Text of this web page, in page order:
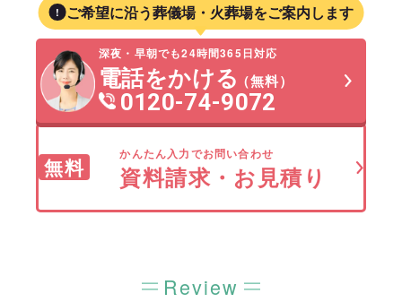
ご希望に沿う葬儀場・火葬場をご案内します
深夜・早朝でも24時間365日対応
電話をかける（無料）
0120-74-9072
無料
かんたん入力でお問い合わせ
資料請求・お見積り
Review